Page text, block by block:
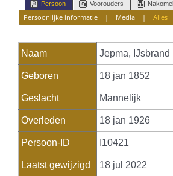
Persoon Voorouders
Persoonlijke informatie| Media| Alles
Naam Jepma, IJsbrand
Geboren 18 jan 1852
Geslacht Mannelijk
Overleden 18 jan 1926
Persoon-ID I10421
Laatst gewijzigd
18 jul 2022